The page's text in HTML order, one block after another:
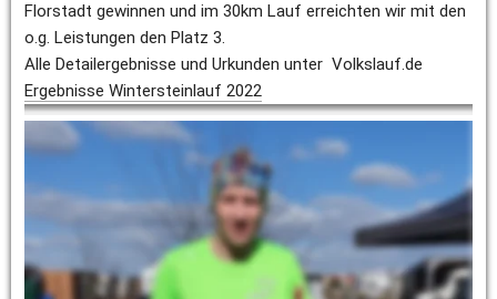
Florstadt gewinnen und im 30km Lauf erreichten wir mit den
o.g. Leistungen den Platz 3.
Alle Detailergebnisse und Urkunden unter  Volkslauf.de
Ergebnisse Wintersteinlauf 2022
Sven Höller
28. Februar 2022
50km rund um den Hardtsee (Nähe Bruchsal)